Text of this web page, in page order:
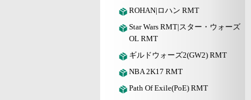
ROHAN|ロハン RMT
Star Wars RMT|スター・ウォーズ
OL RMT
ギルドウォーズ2(GW2) RMT
NBA 2K17 RMT
Path Of Exile(PoE) RMT